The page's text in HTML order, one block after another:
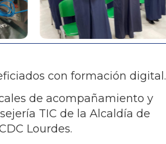
con formación digital.
de acompañamiento y
TIC de la Alcaldía de
Lourdes.